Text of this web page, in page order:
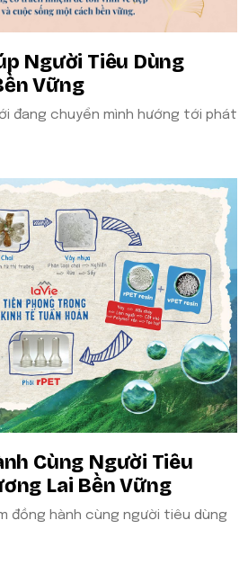
Người Tiêu Dùng
Vững
đang chuyển mình hướng tới phát
Cùng Người Tiêu
Lai Bền Vững
đồng hành cùng người tiêu dùng